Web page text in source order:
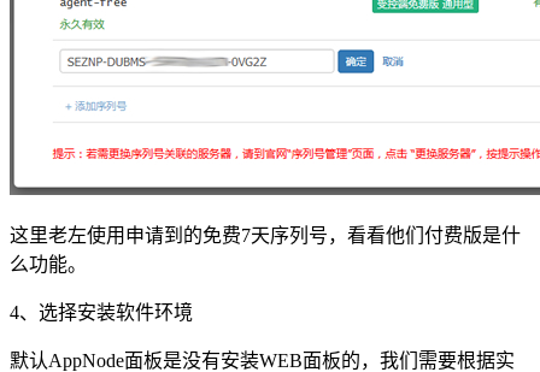
这里老左使用申请到的免费7天序列号，看看他们付费版是什
么功能。
4、选择安装软件环境
默认AppNode面板是没有安装WEB面板的，我们需要根据实